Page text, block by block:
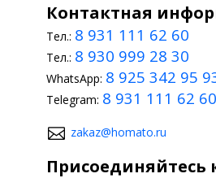
Контактная
Тел.: 8 931 111 62 60
Тел.: 8 930 999 28 30
WhatsApp: 8 925 342 95
Telegram: 8 931 111 62 60
zakaz@homato.ru
Присоединяйтесь